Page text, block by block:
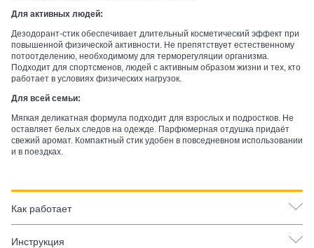
Для активных людей:
Дезодорант-стик обеспечивает длительный косметический эффект при
повышенной физической активности. Не препятствует естественному
потоотделению, необходимому для терморегуляции организма.
Подходит для спортсменов, людей с активным образом жизни и тех, кто
работает в условиях физических нагрузок.
Для всей семьи:
Мягкая деликатная формула подходит для взрослых и подростков. Не
оставляет белых следов на одежде. Парфюмерная отдушка придаёт
свежий аромат. Компактный стик удобен в повседневном использовании
и в поездках.
Как работает
Инструкция